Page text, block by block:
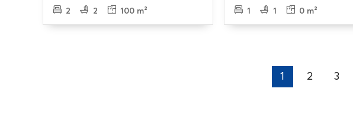
Các tiện ích xing quanh căn hộ chung cư Hồ Tây cũng được nhiều
Ngoài ra, không gian xanh cũng được chú trọng xây dựng để mang
giữa thủ đô nhộn nhịp va khói bụi của xe cộ. Hệ thống an ninh, hệ
2
2 100 m²
1
1 0 m²
1 2 3